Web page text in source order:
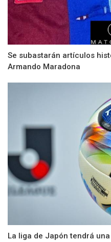
Se subastarán artículos
Armando Maradona
La liga de Japón tendrá